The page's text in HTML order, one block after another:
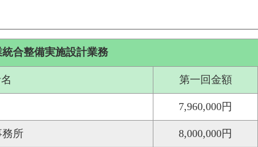
合整備実施設計業務
第一回金額
7,960,000円
務所 8,000,000円